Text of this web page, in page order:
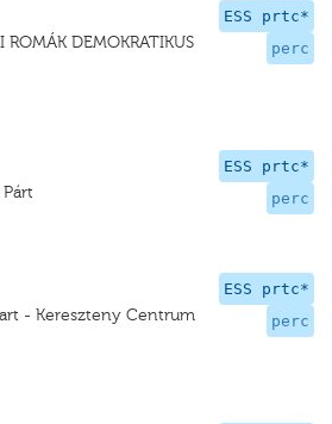
ESS prtc*
perc
ROMÁK DEMOKRATIKUS
ESS prtc*
perc
ESS prtc*
perc
- Kereszteny Centrum